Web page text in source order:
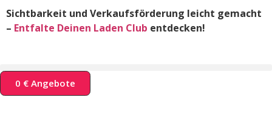
Sichtbarkeit und Verkaufsförderung leicht gemacht
– Entfalte Deinen Laden Club entdecken!
0 € Angebote